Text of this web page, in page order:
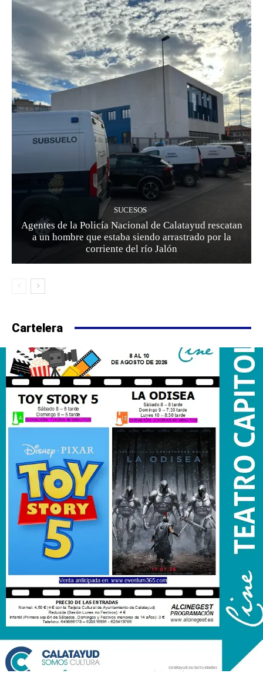
SUCESOS
Agentes de la Policía Nacional de Calatayud rescatan
a un hombre que estaba siendo arrastrado por la
corriente del río Jalón
Cartelera